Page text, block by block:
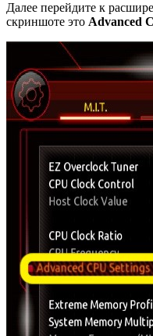
Далее перейдите к
скриншоте это Advanced